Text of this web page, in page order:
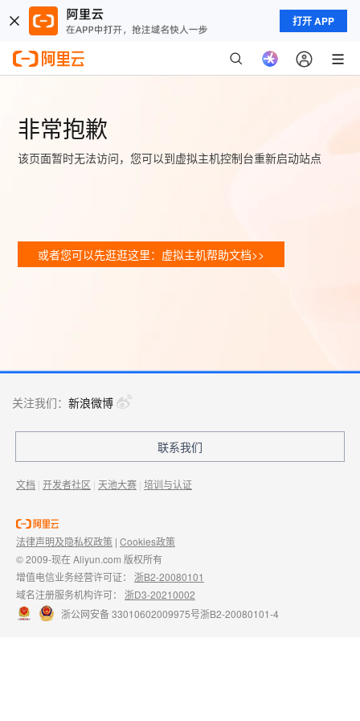
打开 APP
非常抱歉
该页面暂时无法访问，您可以到虚拟主机控制台重新启动站点
或者您可以先逛逛这里：虚拟主机帮助文档>>